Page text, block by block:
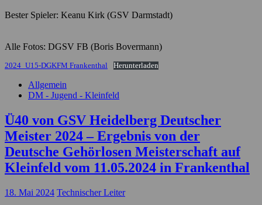
Bester Spieler: Keanu Kirk (GSV Darmstadt)
Alle Fotos: DGSV FB (Boris Bovermann)
2024_U15-DGKFM Frankenthal Herunterladen
Allgemein
DM - Jugend - Kleinfeld
Ü40 von GSV Heidelberg Deutscher
Meister 2024 – Ergebnis von der
Deutsche Gehörlosen Meisterschaft auf
Kleinfeld vom 11.05.2024 in Frankenthal
18. Mai 2024 Technischer Leiter